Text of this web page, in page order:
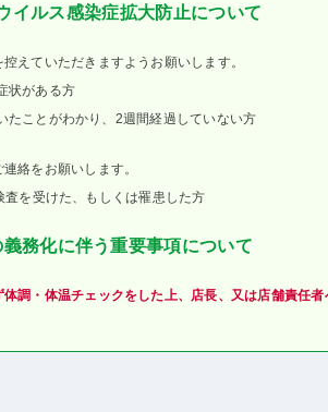
イルス感染症拡大防止について
えていただきますようお願いします。
状がある方
たことがわかり、2週間経過していない方
絡をお願いします。
を受けた、もしくは罹患した方
務化に伴う重要事項について
体調・体温チェックをした上、店長、又は店舗責任者